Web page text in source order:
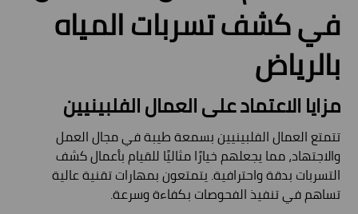
في كشف تسربات المياه
بالرياض
مزايا الاعتماد على العمال الفلبينيين
تتمتع العمال الفلبينيين بسمعة طيبة في مجال العمل
والاجتهاد، مما يجعلهم خيارًا مثاليًا للقيام بأعمال كشف
التسربات بدقة واحترافية. يتمتعون بمهارات تقنية عالية
تساهم في تنفيذ الفحوصات بكفاءة وسرعة.